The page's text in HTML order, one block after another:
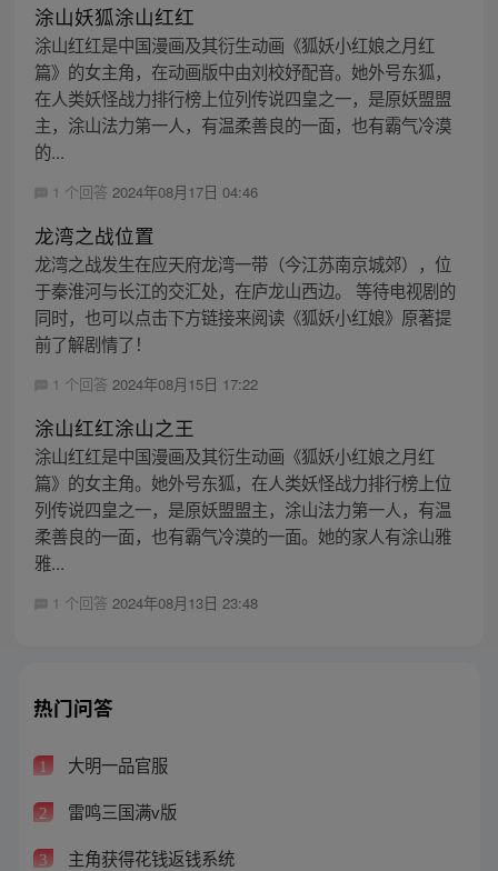
涂山妖狐涂山红红
涂山红红是中国漫画及其衍生动画《狐妖小红娘之月红
篇》的女主角，在动画版中由刘校妤配音。她外号东狐，
在人类妖怪战力排行榜上位列传说四皇之一，是原妖盟盟
主，涂山法力第一人，有温柔善良的一面，也有霸气冷漠
的...
1 个回答 2024年08月17日 04:46
龙湾之战位置
龙湾之战发生在应天府龙湾一带（今江苏南京城郊），位
于秦淮河与长江的交汇处，在庐龙山西边。 等待电视剧的
同时，也可以点击下方链接来阅读《狐妖小红娘》原著提
前了解剧情了！
1 个回答 2024年08月15日 17:22
涂山红红涂山之王
涂山红红是中国漫画及其衍生动画《狐妖小红娘之月红
篇》的女主角。她外号东狐，在人类妖怪战力排行榜上位
列传说四皇之一，是原妖盟盟主，涂山法力第一人，有温
柔善良的一面，也有霸气冷漠的一面。她的家人有涂山雅
雅...
1 个回答 2024年08月13日 23:48
热门问答
1 大明一品官服
2 雷鸣三国满v版
3 主角获得花钱返钱系统